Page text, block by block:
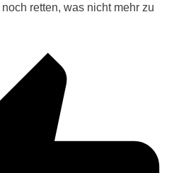
retten, was nicht mehr zu